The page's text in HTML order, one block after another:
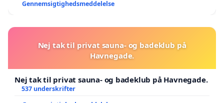
Gennemsigtighedsmeddelelse
Nej tak til privat sauna- og badeklub på
Havnegade.
Nej tak til privat sauna- og badeklub på Havnegade.
537 underskrifter